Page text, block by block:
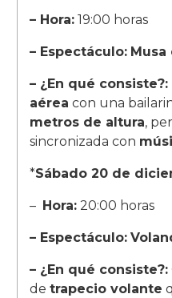
– Hora:19:00 horas
– Espectáculo: Musa
– ¿En qué consiste?:
aérea con una
metros de altura,
sincronizada con
*Sábado 20 de
– Hora:20:00 horas
– Espectáculo:
– ¿En qué consiste?:
de trapecio volante